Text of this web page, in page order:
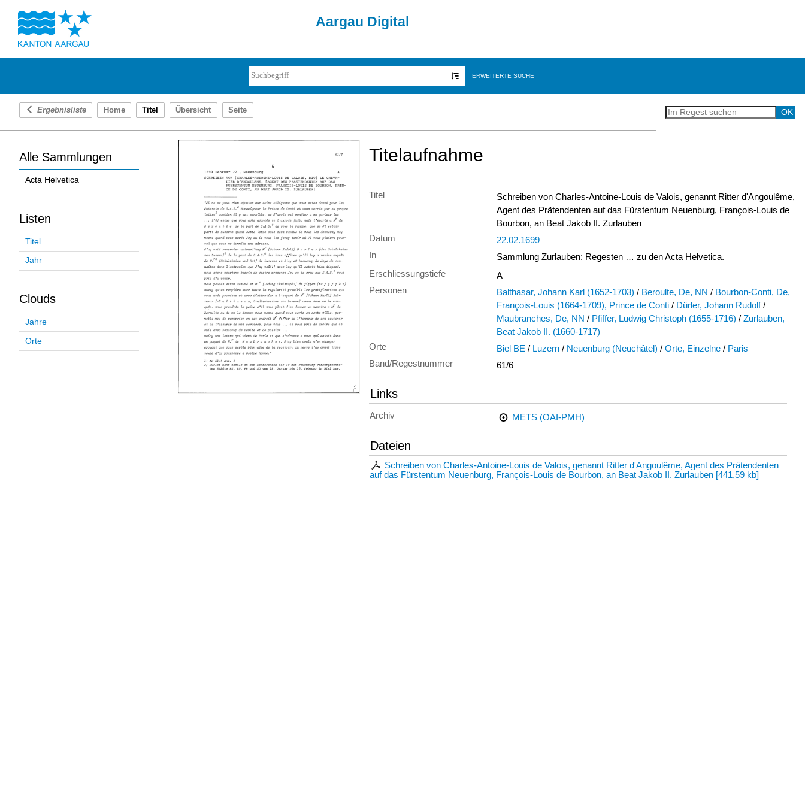
Aargau Digital
ERWEITERTE SUCHE
Ergebnisliste Home Titel Übersicht Seite
Alle Sammlungen
Acta Helvetica
Listen
Titel
Jahr
Clouds
Jahre
Orte
Titelaufnahme
Titel
Schreiben von Charles-Antoine-Louis de Valois, genannt Ritter d'Angoulême,
Agent des Prätendenten auf das Fürstentum Neuenburg, François-Louis de
Bourbon, an Beat Jakob II. Zurlauben
Datum
22.02.1699
In
Sammlung Zurlauben: Regesten … zu den Acta Helvetica.
Erschliessungstiefe
A
Personen
Balthasar, Johann Karl (1652-1703) / Beroulte, De, NN / Bourbon-Conti, De,
François-Louis (1664-1709), Prince de Conti / Dürler, Johann Rudolf /
Maubranches, De, NN / Pfiffer, Ludwig Christoph (1655-1716) / Zurlauben,
Beat Jakob II. (1660-1717)
Orte
Biel BE / Luzern / Neuenburg (Neuchâtel) / Orte, Einzelne / Paris
Band/Regestnummer
61/6
Links
Archiv METS (OAI-PMH)
Dateien
Schreiben von Charles-Antoine-Louis de Valois, genannt Ritter d'Angoulême, Agent des Prätendenten
auf das Fürstentum Neuenburg, François-Louis de Bourbon, an Beat Jakob II. Zurlauben [441,59 kb]